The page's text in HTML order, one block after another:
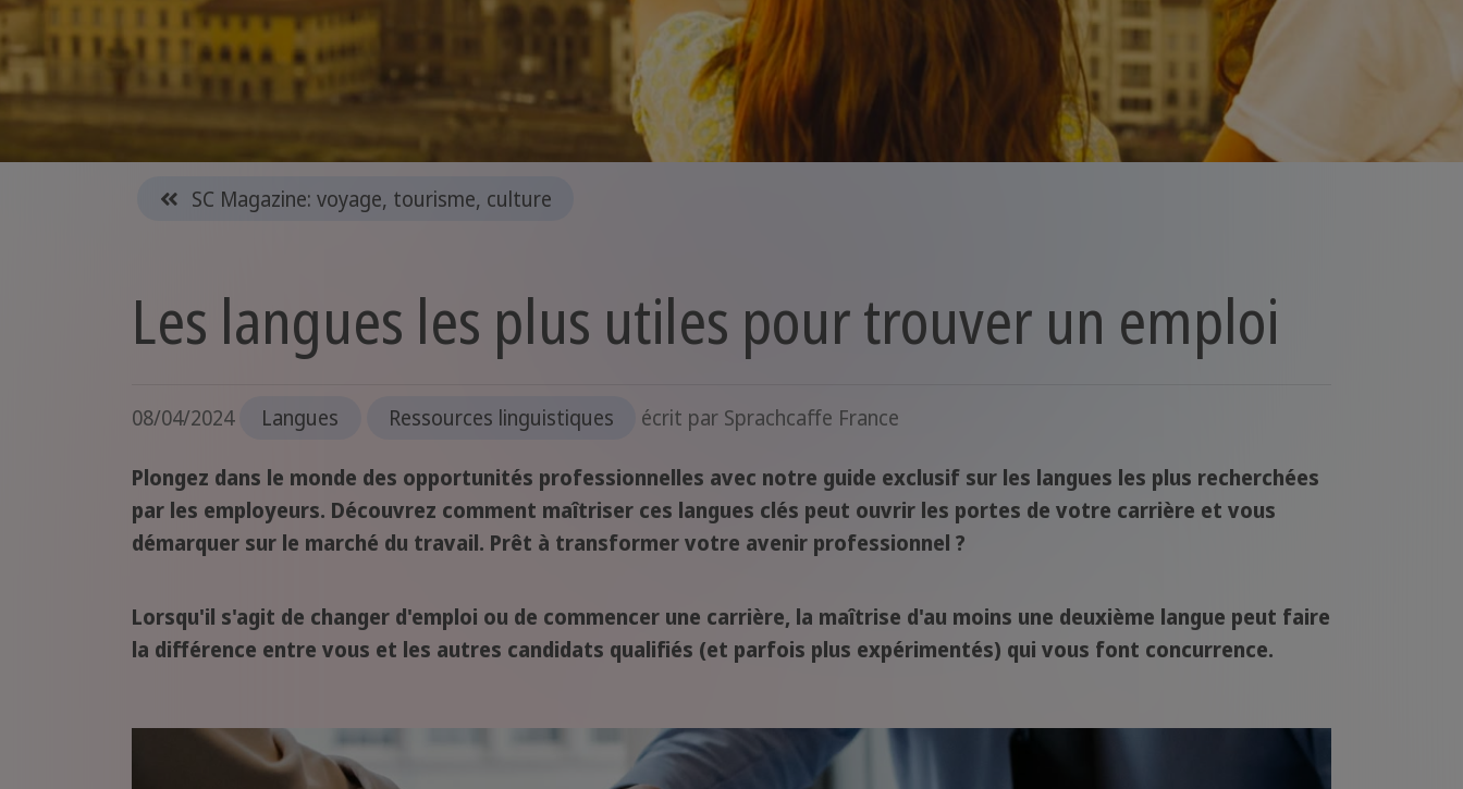
SC Magazine: voyage, tourisme, culture
Les langues les plus utiles pour trouver un emploi
08/04/2024 Langues Ressources linguistiques écrit par Sprachcaffe France
Plongez dans le monde des opportunités professionnelles avec notre guide exclusif sur les langues les plus recherchées
par les employeurs. Découvrez comment maîtriser ces langues clés peut ouvrir les portes de votre carrière et vous
démarquer sur le marché du travail. Prêt à transformer votre avenir professionnel ?
Lorsqu'il s'agit de changer d'emploi ou de commencer une carrière, la maîtrise d'au moins une deuxième langue peut faire
la différence entre vous et les autres candidats qualifiés (et parfois plus expérimentés) qui vous font concurrence.